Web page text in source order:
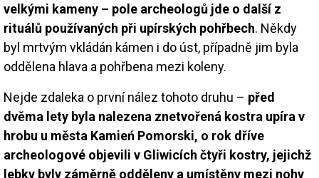
velkými kameny – pole archeologů jde o další z
rituálů používaných při upírských pohřbech. Někdy
byl mrtvým vkládán kámen i do úst, případně jim byla
oddělena hlava a pohřbena mezi koleny.
Nejde zdaleka o první nález tohoto druhu – před
dvěma lety byla nalezena znetvořená kostra upíra v
hrobu u města Kamień Pomorski, o rok dříve
archeologové objevili v Gliwicích čtyři kostry, jejichž
lebky byly záměrně odděleny a umístěny mezi nohy